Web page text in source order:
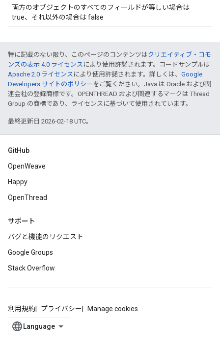
両方のオブジェクトのすべてのフィールドが等しい場合は
true、それ以外の場合は false
特に記載のない限り、このページのコンテンツはクリエイティブ・コモ
ンズの表示 4.0 ライセンス により使用許諾されます。コードサンプルは
Apache 2.0 ライセンス により使用許諾されます。詳しくは、 Google
Developers サイトのポリシー をご覧ください。Java は Oracle および関
連会社の登録商標です。OPENTHREAD および関連するマークは Thread
Group の商標であり、ライセンスに基づいて使用されています。
最終更新日 2026-02-18 UTC。
GitHub
OpenWeave
Happy
OpenThread
サポート
バグと機能のリクエスト
Google Groups
Stack Overflow
利用規約 プライバシー Manage cookies